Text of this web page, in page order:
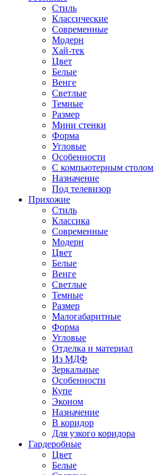
Стиль
Классические
Современные
Модерн
Хай-тек
Цвет
Белые
Венге
Светлые
Темные
Размер
Мини стенки
Форма
Угловые
Особенности
С компьютерным столом
Назначение
Под телевизор
Прихожие
Стиль
Классика
Современные
Модерн
Цвет
Белые
Венге
Светлые
Темные
Размер
Малогабаритные
Форма
Угловые
Отделка и материал
Из МДФ
Зеркальные
Особенности
Купе
Эконом
Назначение
В коридор
Для узкого коридора
Гардеробные
Цвет
Белые